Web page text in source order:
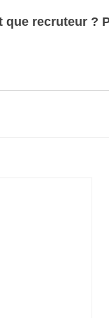
que recruteur ?